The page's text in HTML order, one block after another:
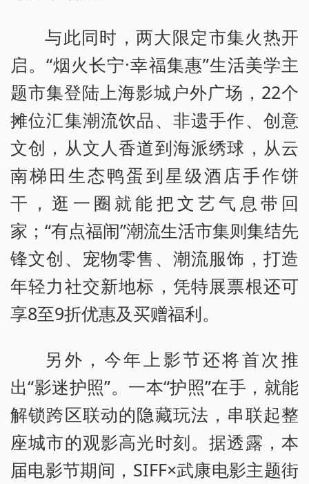
与此同时，两大限定市集火热开
启。“烟火长宁·幸福集惠”生活美学主
题市集登陆上海影城户外广场，22个
摊位汇集潮流饮品、非遗手作、创意
文创，从文人香道到海派绣球，从云
南梯田生态鸭蛋到星级酒店手作饼
干，逛一圈就能把文艺气息带回
家；“有点福闹”潮流生活市集则集结先
锋文创、宠物零售、潮流服饰，打造
年轻力社交新地标，凭特展票根还可
享8至9折优惠及买赠福利。
另外，今年上影节还将首次推
出“影迷护照”。一本“护照”在手，就能
解锁跨区联动的隐藏玩法，串联起整
座城市的观影高光时刻。据透露，本
届电影节期间，SIFF×武康电影主题街